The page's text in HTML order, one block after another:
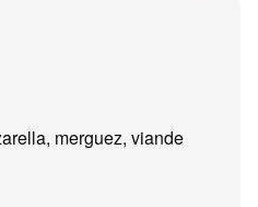
merguez, viande